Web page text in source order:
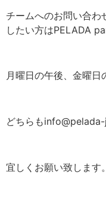
チームへのお問い合わ
したい方はPELADA
月曜日の午後、金曜日
どちらもinfo@pelada-
宜しくお願い致します。